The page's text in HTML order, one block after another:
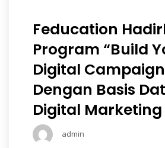
Feducation
Program “Build
Digital
Dengan Basis
Digital Marketing
admin